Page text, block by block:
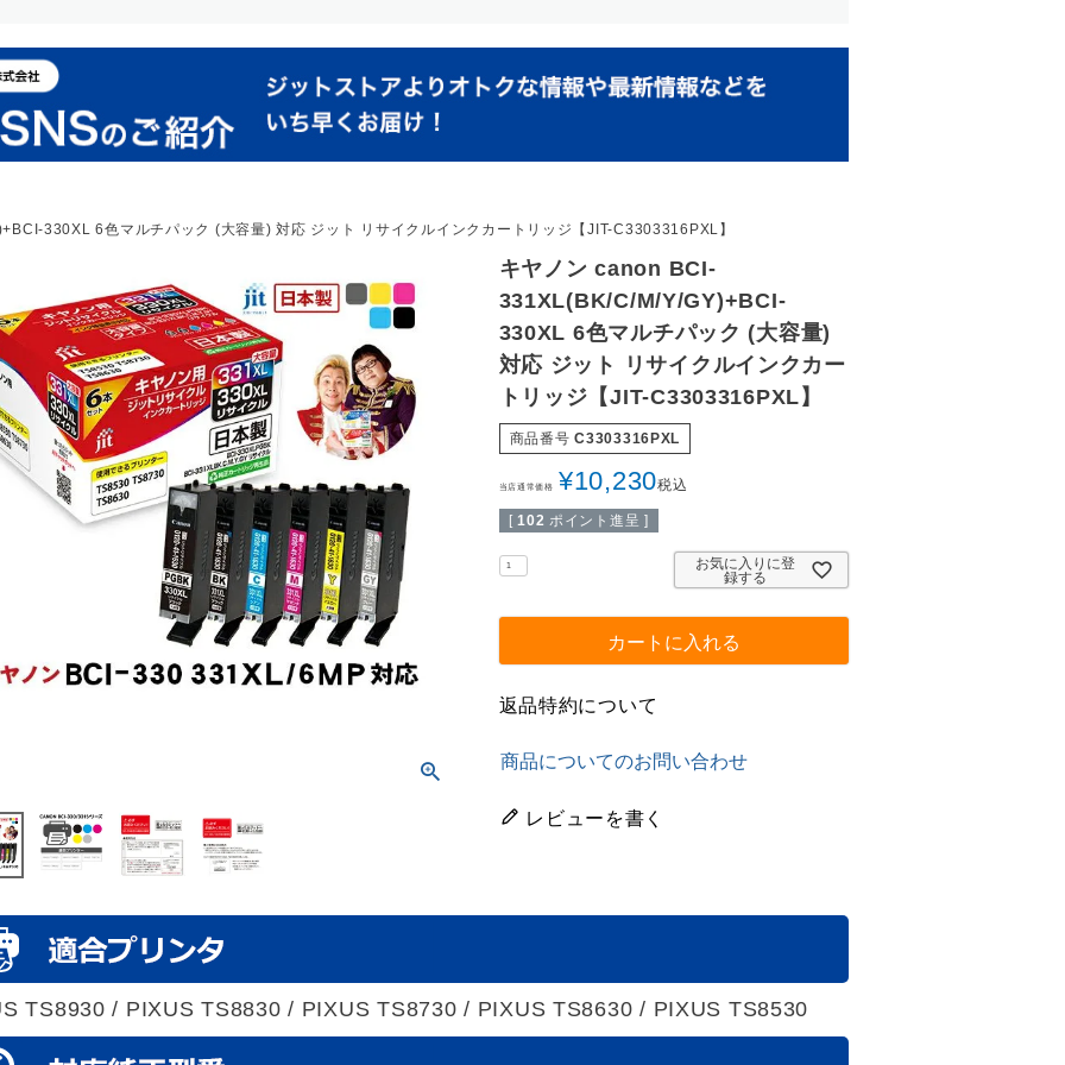
330XL 6色マルチパック (大容量) 対応 ジット リサイクルインクカートリッジ【JIT-C3303316PXL】
キヤノン canon BCI-
331XL(BK/C/M/Y/GY)+BCI-
330XL 6色マルチパック (大容量)
対応 ジット リサイクルインクカー
トリッジ【JIT-C3303316PXL】
商品番号 C3303316PXL
当店通常価格 ¥10,230税込
[ 102 ポイント進呈 ]
お気に入りに登
録する
カートに入れる
返品特約について
商品についてのお問い合わせ
レビューを書く
TS8930 / PIXUS TS8830 / PIXUS TS8730 / PIXUS TS8630 / PIXUS TS8530